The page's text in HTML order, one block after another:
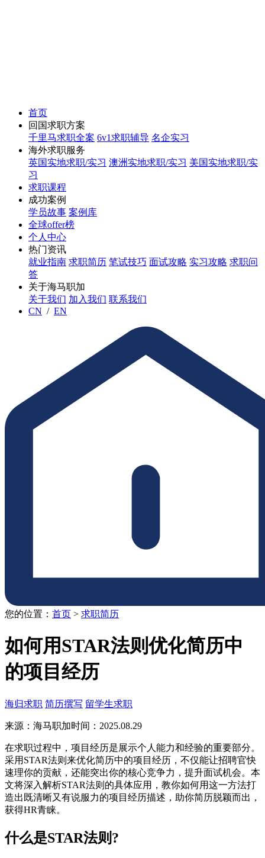
首页
回国求职方案
千里马求职全案 6v1求职辅导 名企实习
海外求职服务
英国实地求职/实习 澳洲实地求职/实习 美国实地求职/实
习
求职课程
成功案例
学员故事 案例库
全球offer榜
个人中心
热门资讯
就业指南 求职简历 笔试技巧 面试攻略 实习攻略 求职问
答
关于海马职加
关于我们 加入我们 联系我们
CN / EN
您的位置： 首页 > 求职简历
如何用STAR法则优化简历中
的项目经历
海归求职 简历撰写 留学生求职
来源：海马职加时间：2025.08.29
在求职过程中，项目经历是展示个人能力和经验的重要部分。
采用STAR法则来优化简历中的项目经历，不仅能让招聘官快
速理你的贡献，还能突出你的核心竞争力，提升面试机会。本
文将深入解析STAR法则的具体应用，教你如何用这一方法打
造出既清晰又有说服力的项目经历描述，助你简历脱颖而出，
获得HR青睐。
什么是STAR法则?